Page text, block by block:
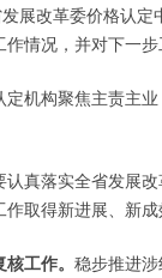
展改革委价格认
情况，并对下一步
机构聚焦主责主
真落实全省发展
取得新进展、新成
工作。 稳步推进